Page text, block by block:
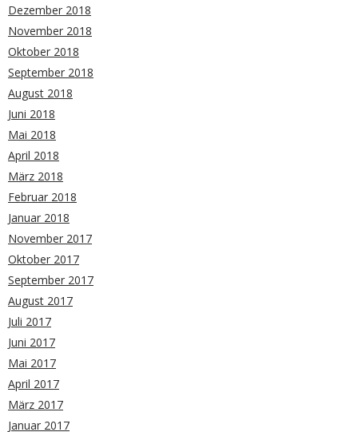
Dezember 2018
November 2018
Oktober 2018
September 2018
August 2018
Juni 2018
Mai 2018
April 2018
März 2018
Februar 2018
Januar 2018
November 2017
Oktober 2017
September 2017
August 2017
Juli 2017
Juni 2017
Mai 2017
April 2017
März 2017
Januar 2017